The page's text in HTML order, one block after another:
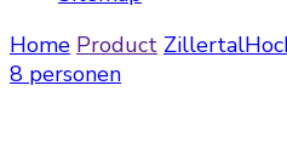
Home Product Zillertal
8 personen